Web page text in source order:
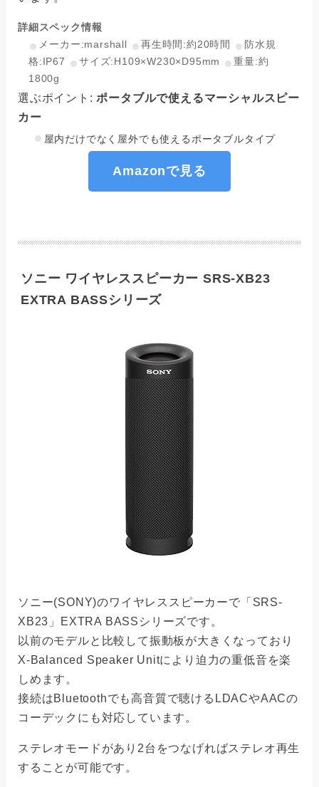
詳細スペック情報
メーカー:marshall
再生時間:約20時間
防水規
格:IP67
サイズ:H109×W230×D95mm
重量:約
1800g
選ぶポイント:ポータブルで使えるマーシャルスピー
カー
屋内だけでなく屋外でも使えるポータブルタイプ
Amazonで見る
ソニー ワイヤレススピーカー SRS-XB23
EXTRA BASSシリーズ
ソニー(SONY)のワイヤレススピーカーで「SRS-
XB23」EXTRA BASSシリーズです。
以前のモデルと比較して振動板が大きくなっており
X-Balanced Speaker Unitにより迫力の重低音を楽
しめます。
接続はBluetoothでも高音質で聴けるLDACやAACの
コーデックにも対応しています。
ステレオモードがあり2台をつなげればステレオ再生
することが可能です。